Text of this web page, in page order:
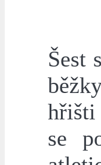
Šest
se